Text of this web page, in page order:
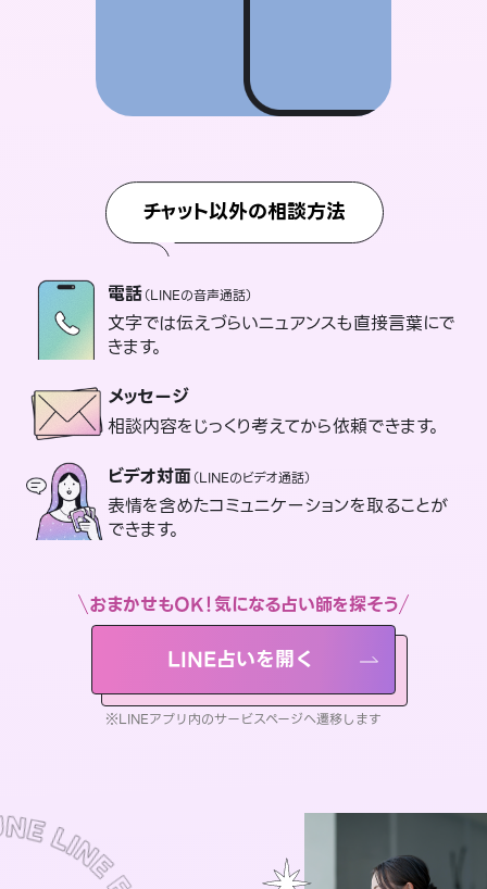
チャット以外の相談方法
電話（LINEの音声通話）
文字では伝えづらいニュアンスも直接言葉にで
きます。
メッセージ
相談内容をじっくり考えてから依頼できます。
ビデオ対面（LINEのビデオ通話）
表情を含めたコミュニケーションを取ることが
できます。
おまかせもOK！気になる占い師を探そう
LINE占いを開く
※LINEアプリ内のサービスページへ遷移します